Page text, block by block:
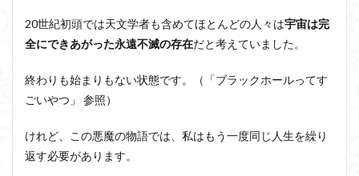
20世紀初頭では天文学者も含めてほとんどの人々は宇宙は完
全にできあがった永遠不滅の存在だと考えていました。
終わりも始まりもない状態です。（「ブラックホールってす
ごいやつ」 参照）
けれど、この悪魔の物語では、私はもう一度同じ人生を繰り
返す必要があります。